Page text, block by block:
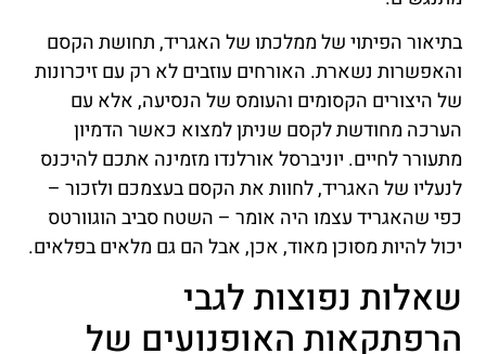
בתיאור הפיתוי של ממלכתו של האגריד, תחושת הקסם
והאפשרות נשארת. האורחים עוזבים לא רק עם זיכרונות
של היצורים הקסומים והעומס של הנסיעה, אלא עם
הערכה מחודשת לקסם שניתן למצוא כאשר הדמיון
מתעורר לחיים. יוניברסל אורלנדו מזמינה אתכם להיכנס
לנעליו של האגריד, לחוות את הקסם בעצמכם ולזכור –
כפי שהאגריד עצמו היה אומר – השטח סביב הוגוורטס
יכול להיות מסוכן מאוד, אכן, אבל הם גם מלאים בפלאים.
שאלות נפוצות לגבי
הרפתקאות האופנועים של